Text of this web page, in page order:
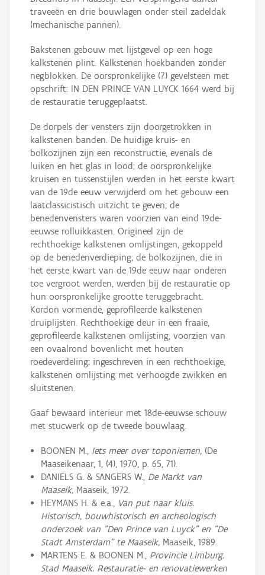
traveeën en drie bouwlagen onder steil zadeldak
(mechanische pannen).
Bakstenen gebouw met lijstgevel op een hoge
kalkstenen plint. Kalkstenen hoekbanden zonder
negblokken. De oorspronkelijke (?) gevelsteen met
opschrift: IN DEN PRINCE VAN LUYCK 1664 werd bij
de restauratie teruggeplaatst.
De dorpels der vensters zijn doorgetrokken in
kalkstenen banden. De huidige kruis- en
bolkozijnen zijn een reconstructie, evenals de
luiken en het glas in lood; de oorspronkelijke
kruisen en tussenstijlen werden in het eerste kwart
van de 19de eeuw verwijderd om het gebouw een
laatclassicistisch uitzicht te geven; de
benedenvensters waren voorzien van eind 19de-
eeuwse rolluikkasten. Origineel zijn de
rechthoekige kalkstenen omlijstingen, gekoppeld
op de benedenverdieping; de bolkozijnen, die in
het eerste kwart van de 19de eeuw naar onderen
toe vergroot werden, werden bij de restauratie op
hun oorspronkelijke grootte teruggebracht.
Kordon vormende, geprofileerde kalkstenen
druiplijsten. Rechthoekige deur in een fraaie,
geprofileerde kalkstenen omlijsting, voorzien van
een ovaalrond bovenlicht met houten
roedeverdeling; ingeschreven in een rechthoekige,
kalkstenen omlijsting met verhoogde zwikken en
sluitstenen.
Gaaf bewaard interieur met 18de-eeuwse schouw
met stucwerk op de tweede bouwlaag.
BOONEN M., Iets meer over toponiemen, (De
Maaseikenaar, 1, (4), 1970, p. 65, 71).
DANIELS G. & SANGERS W., De Markt van
Maaseik,Maaseik, 1972.
HEYMANS H. & e.a., Van put naar kluis.
Historisch, bouwhistorisch en archeologisch
onderzoek van "Den Prince van Luyck" en "De
Stadt Amsterdam" te Maaseik, Maaseik, 1989.
MARTENS E. & BOONEN M., Provincie Limburg.
Stad Maaseik. Restauratie- en renovatiewerken